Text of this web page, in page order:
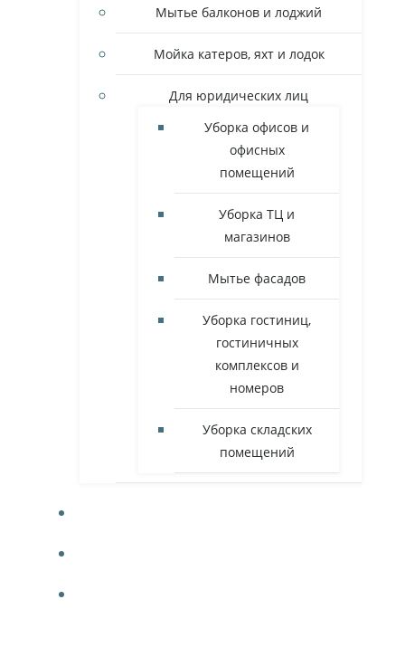
Мытье балконов и лоджий
Мойка катеров, яхт и лодок
Для юридических лиц
Уборка офисов и
офисных
помещений
Уборка ТЦ и
магазинов
Мытье фасадов
Уборка гостиниц,
гостиничных
комплексов и
номеров
Уборка складских
помещений